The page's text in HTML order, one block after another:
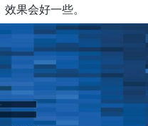
果会好一些。